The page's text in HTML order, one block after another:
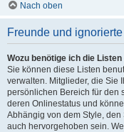
Nach oben
Freunde und
Wozu benötige ich die
Sie können diese Listen
verwalten. Mitglieder, die Sie
persönlichen Bereich für den
deren Onlinestatus und
Abhängig von dem Style,
auch hervorgehoben sein.